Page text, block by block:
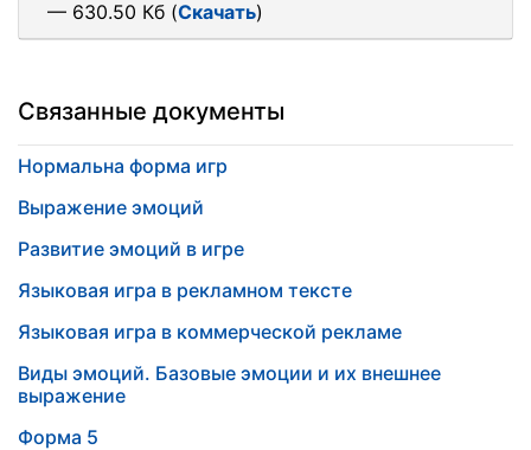
— 630.50 Кб (Скачать)
Связанные документы
Нормальна форма игр
Выражение эмоций
Развитие эмоций в игре
Языковая игра в рекламном тексте
Языковая игра в коммерческой рекламе
Виды эмоций. Базовые эмоции и их внешнее
выражение
Форма 5